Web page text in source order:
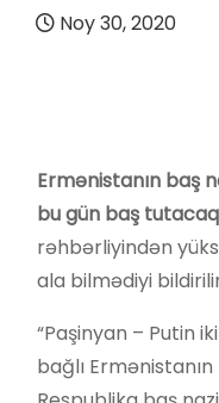
Noy 30, 2020
Ermənistanın baş
bu gün baş
rəhbərliyindən
ala bilmədiyi
“Paşinyan – Putin
bağlı